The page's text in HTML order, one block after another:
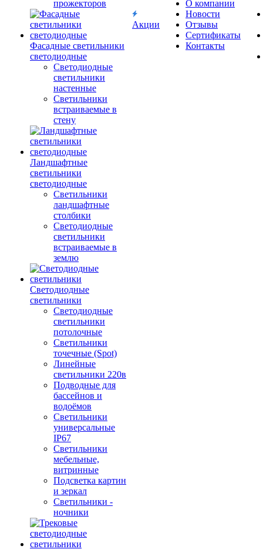
прожекторов
Фасадные светильники
светодиодные
Светодиодные
светильники
настенные
Светильники
встраиваемые в
стену
Ландшафтные
светильники
светодиодные
Светильники
ландшафтные
столбики
Светодиодные
светильники
встраиваемые в
землю
Светодиодные
светильники
Светодиодные
светильники
потолочные
Светильники
точечные (Spot)
Линейные
светильники 220в
Подводные для
бассейнов и
водоёмов
Светильники
универсальные
IP67
Светильники
мебельные,
витринные
Подсветка картин
и зеркал
Светильники -
ночники
Акции
О компании
Новости
Отзывы
Сертификаты
Контакты